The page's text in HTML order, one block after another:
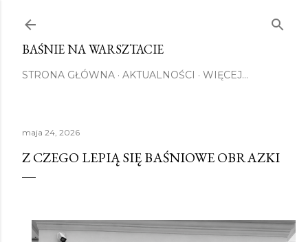
BAŚNIE NA WARSZTACIE
STRONA GŁÓWNA AKTUALNOŚCI WIĘCEJ…
maja 24, 2026
Z CZEGO LEPIĄ SIĘ BAŚNIOWE OBRAZKI